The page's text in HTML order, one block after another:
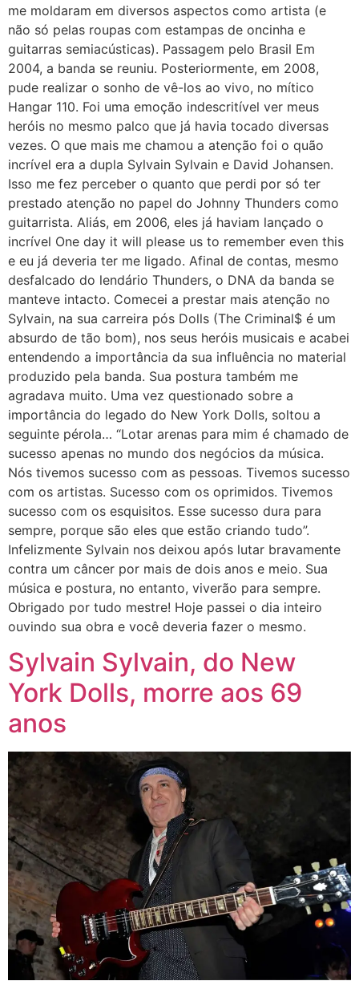
me moldaram em diversos aspectos como artista (e
não só pelas roupas com estampas de oncinha e
guitarras semiacústicas). Passagem pelo Brasil Em
2004, a banda se reuniu. Posteriormente, em 2008,
pude realizar o sonho de vê-los ao vivo, no mítico
Hangar 110. Foi uma emoção indescritível ver meus
heróis no mesmo palco que já havia tocado diversas
vezes. O que mais me chamou a atenção foi o quão
incrível era a dupla Sylvain Sylvain e David Johansen.
Isso me fez perceber o quanto que perdi por só ter
prestado atenção no papel do Johnny Thunders como
guitarrista. Aliás, em 2006, eles já haviam lançado o
incrível One day it will please us to remember even this
e eu já deveria ter me ligado. Afinal de contas, mesmo
desfalcado do lendário Thunders, o DNA da banda se
manteve intacto. Comecei a prestar mais atenção no
Sylvain, na sua carreira pós Dolls (The Criminal$ é um
absurdo de tão bom), nos seus heróis musicais e acabei
entendendo a importância da sua influência no material
produzido pela banda. Sua postura também me
agradava muito. Uma vez questionado sobre a
importância do legado do New York Dolls, soltou a
seguinte pérola… “Lotar arenas para mim é chamado de
sucesso apenas no mundo dos negócios da música.
Nós tivemos sucesso com as pessoas. Tivemos sucesso
com os artistas. Sucesso com os oprimidos. Tivemos
sucesso com os esquisitos. Esse sucesso dura para
sempre, porque são eles que estão criando tudo”.
Infelizmente Sylvain nos deixou após lutar bravamente
contra um câncer por mais de dois anos e meio. Sua
música e postura, no entanto, viverão para sempre.
Obrigado por tudo mestre! Hoje passei o dia inteiro
ouvindo sua obra e você deveria fazer o mesmo.
Sylvain Sylvain, do New
York Dolls, morre aos 69
anos